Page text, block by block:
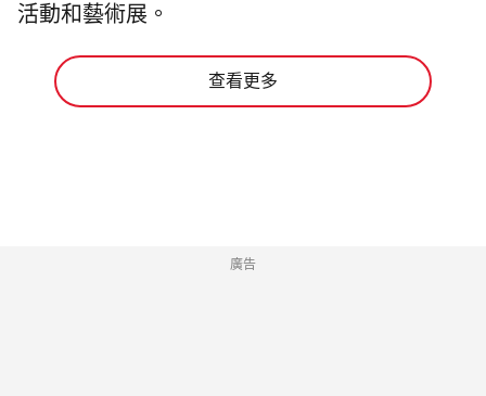
活動和藝術展。
查看更多
廣告